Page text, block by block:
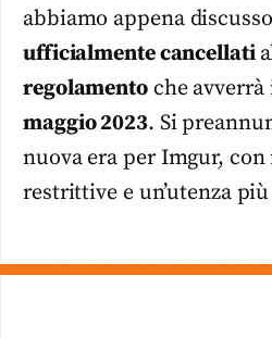
abbiamo appena
ufficialmente cancellati
regolamentoche avverrà
maggio 2023. Si
nuova era per Imgur,
restrittive e un’utenza